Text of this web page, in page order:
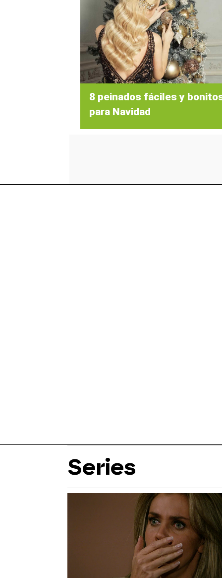
8 peinados fáciles y
para Navidad
Series